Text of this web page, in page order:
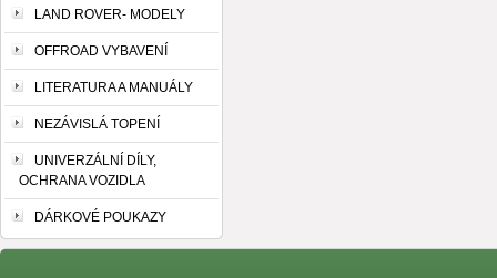
LAND ROVER- MODELY
OFFROAD VYBAVENÍ
LITERATURA A MANUÁLY
NEZÁVISLÁ TOPENÍ
UNIVERZÁLNÍ DÍLY,
OCHRANA VOZIDLA
DÁRKOVÉ POUKAZY